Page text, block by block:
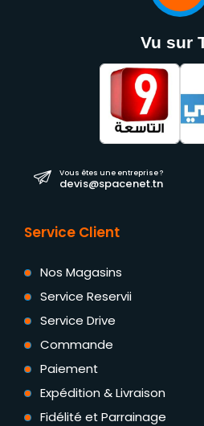
Vu sur
Vous êtes une entreprise ?
devis@spacenet.tn
Service Client
Nos Magasins
Service Reservii
Service Drive
Commande
Paiement
Expédition & Livraison
Fidélité et Parrainage